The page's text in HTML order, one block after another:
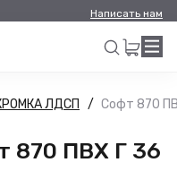
Написать нам
Искать
ЛДСП Софт 870
870 ПВХ Г 36